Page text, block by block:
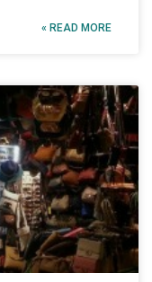
READ MORE »